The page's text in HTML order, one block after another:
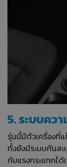
5. ระบบคว
รุ่นนี้มีตัวเครื่องที่
ทั้งยังมีระบบกันส
กับแรงกระแทกได้